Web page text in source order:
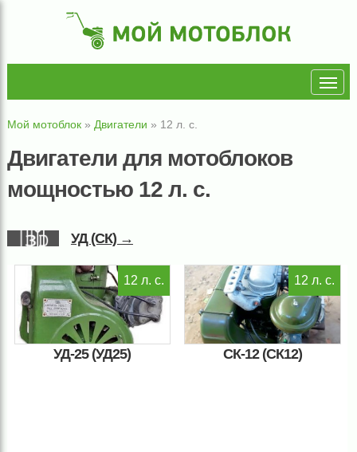
Мой мотоблок» Двигатели » 12 л. с.
Двигатели для мотоблоков
мощностью 12 л. с.
УД (СК) →
12 л. с.
УД-25 (УД25)
12 л. с.
СК-12 (СК12)